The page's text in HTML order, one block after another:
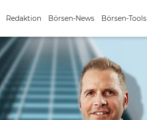
Redaktion Börsen-News Börsen-Tools